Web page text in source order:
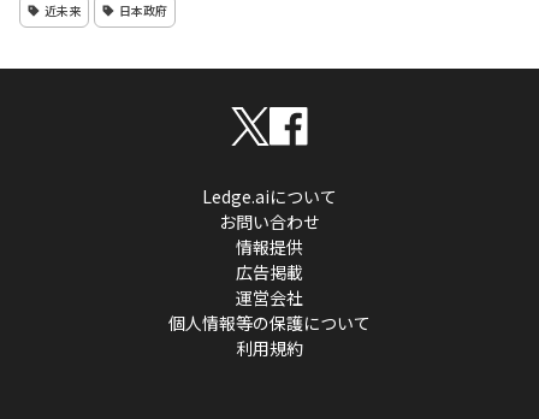
近未来
日本政府
Ledge.aiについて
お問い合わせ
情報提供
広告掲載
運営会社
個人情報等の保護について
利用規約